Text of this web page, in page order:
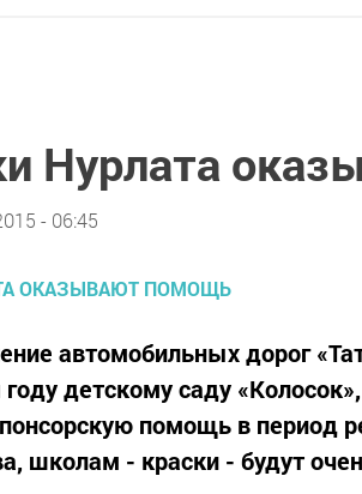
Нурлата
- 06:45
автомобильных дорог
детскому саду
помощь в период
школам - краски - будут